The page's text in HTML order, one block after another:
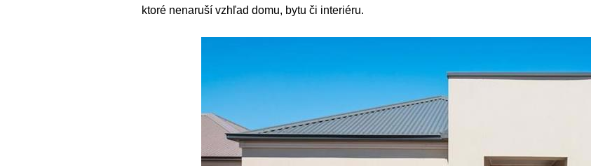
ktoré nenaruší vzhľad domu, bytu či interiéru.